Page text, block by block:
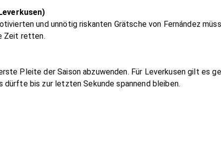
und unnötig riskanten Grätsche von Fernández
Zeit retten.
Pleite der Saison abzuwenden. Für Leverkusen gilt es
dürfte bis zur letzten Sekunde spannend bleiben.